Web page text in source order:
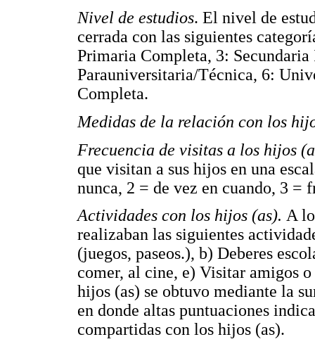
Nivel de estudios. El nivel de
cerrada con las siguientes
Primaria Completa, 3:
Parauniversitaria/Técnica, 6:
Completa.
Medidas de la relación con los
Frecuencia de visitas a los hijos
que visitan a sus hijos en una
nunca, 2 = de vez en cuando, 3 =
Actividades con los hijos (as). A
realizaban las siguientes
(juegos, paseos.), b) Deberes
comer, al cine, e) Visitar amigos
hijos (as) se obtuvo mediante la
en donde altas puntuaciones
compartidas con los hijos (as).